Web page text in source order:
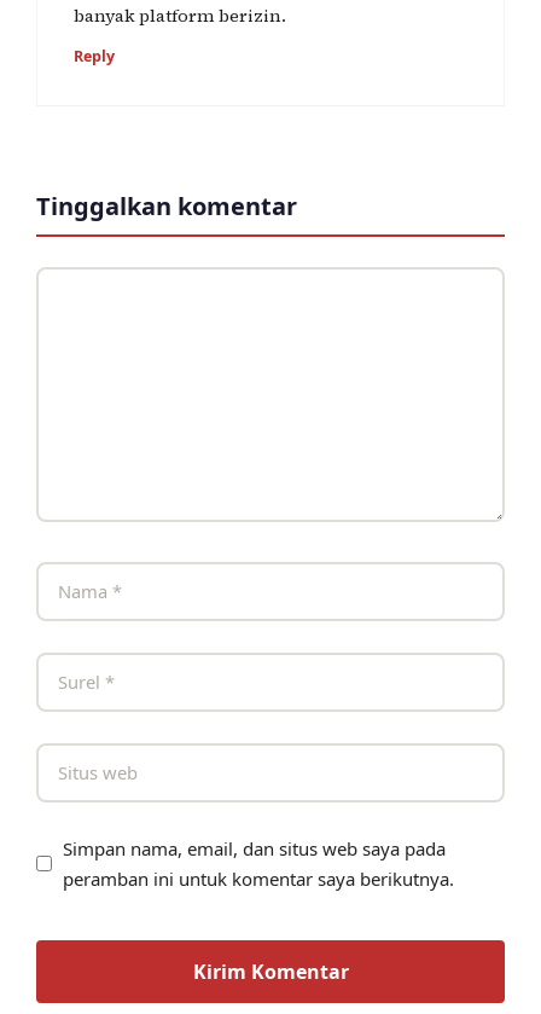
banyak platform berizin.
Reply
Tinggalkan komentar
Komentar
Nama
Surel
Situs
Simpan nama, email, dan situs web saya pada
peramban ini untuk komentar saya berikutnya.